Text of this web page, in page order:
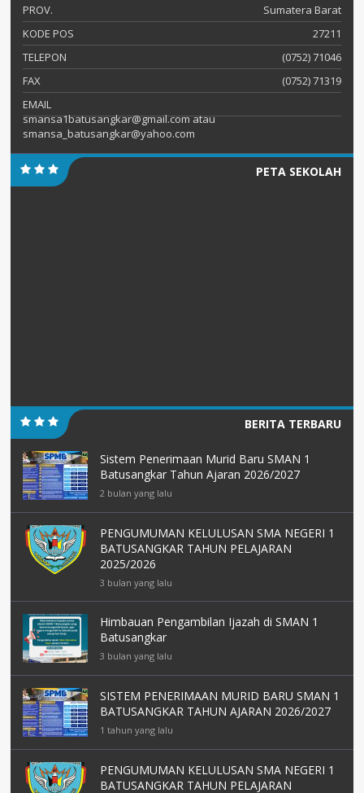
PROV.
Sumatera Barat
KODE POS
27211
TELEPON
(0752) 71046
FAX
(0752) 71319
EMAIL
smansa1batusangkar@gmail.com atau
smansa_batusangkar@yahoo.com
PETA SEKOLAH
BERITA TERBARU
Sistem Penerimaan Murid Baru SMAN 1
Batusangkar Tahun Ajaran 2026/2027
2 bulan yang lalu
PENGUMUMAN KELULUSAN SMA NEGERI 1
BATUSANGKAR TAHUN PELAJARAN
2025/2026
3 bulan yang lalu
Himbauan Pengambilan Ijazah di SMAN 1
Batusangkar
3 bulan yang lalu
SISTEM PENERIMAAN MURID BARU SMAN 1
BATUSANGKAR TAHUN AJARAN 2026/2027
1 tahun yang lalu
PENGUMUMAN KELULUSAN SMA NEGERI 1
BATUSANGKAR TAHUN PELAJARAN